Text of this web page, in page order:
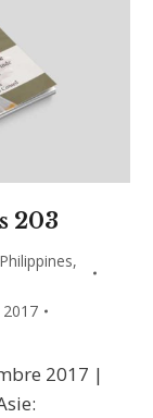
203
Philippines,
2017 |